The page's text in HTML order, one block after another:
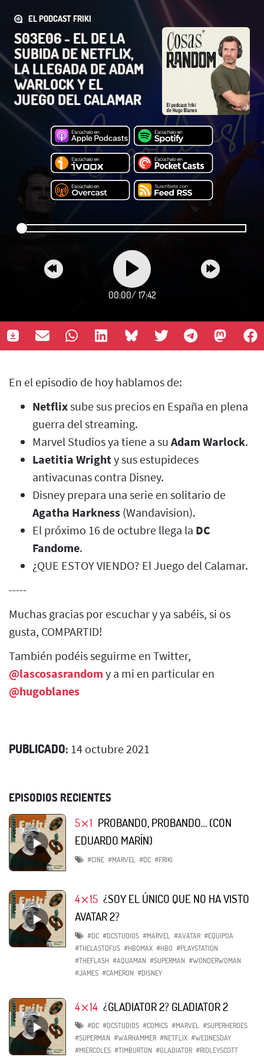
EL PODCAST FRIKI
S03E06 - EL DE LA
SUBIDA DE NETFLIX,
LA LLEGADA DE ADAM
WARLOCK Y EL
JUEGO DEL CALAMAR
00:00/ 17:42
En el episodio de hoy hablamos de:
Netflixsube sus precios en España en plena
guerra del streaming.
Marvel Studios ya tiene a su Adam Warlock.
Laetitia Wright y sus estupideces
antivacunas contra Disney.
Disney prepara una serie en solitario de
Agatha Harkness (Wandavision).
El próximo 16 de octubre llega la DC
Fandome.
¿QUE ESTOY VIENDO? El Juego del Calamar.
-----
Muchas gracias por escuchar y ya sabéis, si os
gusta, COMPARTID!
También podéis seguirme en Twitter,
@lascosasrandom y a mi en particular en
@hugoblanes
PUBLICADO: 14 octubre 2021
EPISODIOS RECIENTES
5⨯1 PROBANDO, PROBANDO… (CON
EDUARDO MARÍN)
#CINE #MARVEL #DC #FRIKI
4⨯15 ¿SOY EL ÚNICO QUE NO HA VISTO
AVATAR 2?
#DC #DCSTUDIOS #MARVEL #AVATAR #EQUIPOA
#THELASTOFUS #HBOMAX #HBO #PLAYSTATION
#THEFLASH #AQUAMAN #SUPERMAN #WONDERWOMAN
#JAMES #CAMERON #DISNEY
4⨯14 ¿GLADIATOR 2? GLADIATOR 2
#DC #DCSTUDIOS #COMICS #MARVEL #SUPERHEROES
#SUPERMAN #WARHAMMER #NETFLIX #WEDNESDAY
#MIERCOLES #TIMBURTON #GLADIATOR #RIDLEYSCOTT